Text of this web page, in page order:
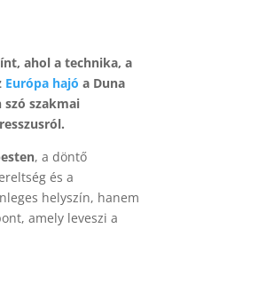
ahol a technika, a
Európa hajó a Duna
szakmai
, a döntő
és a
helyszín, hanem
amely leveszi a